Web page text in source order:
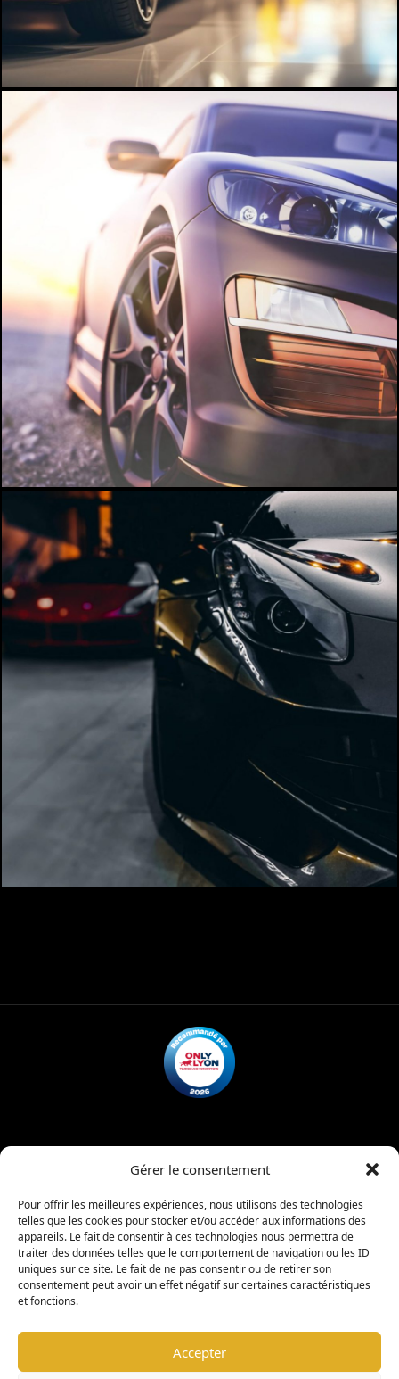
Gérer le consentement
Pour offrir les meilleures expériences, nous utilisons des technologies
telles que les cookies pour stocker et/ou accéder aux informations des
appareils. Le fait de consentir à ces technologies nous permettra de
traiter des données telles que le comportement de navigation ou les ID
uniques sur ce site. Le fait de ne pas consentir ou de retirer son
consentement peut avoir un effet négatif sur certaines caractéristiques
et fonctions.
Accepter
copyright © 2026 -Coligny Car Museum|Tous droits réservés
/www/wwwroot/colignycarmuseum.fr/wp-
content/plugins/sitepress-multilingual-